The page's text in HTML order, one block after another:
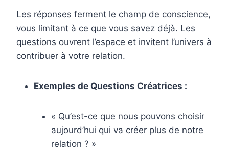
Les réponses ferment le champ de conscience,
vous limitant à ce que vous savez déjà. Les
questions ouvrent l’espace et invitent l’univers à
contribuer à votre relation.
Exemples de Questions Créatrices :
« Qu’est-ce que nous pouvons choisir
aujourd’hui qui va créer plus de notre
relation ? »